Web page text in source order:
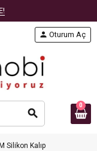
search
person Oturum Aç
0
Silikon Kalıp